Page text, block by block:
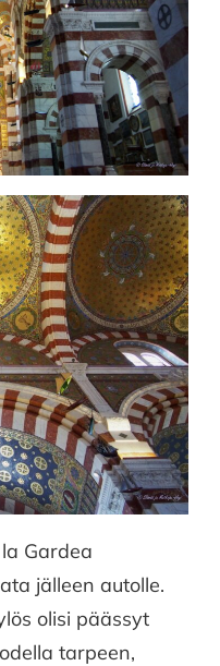
Gardea
jälleen autolle.
olisi päässyt
tarpeen,